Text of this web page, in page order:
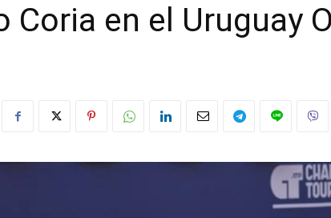
Coria en el Uruguay